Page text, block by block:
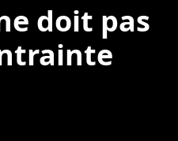
doit pas